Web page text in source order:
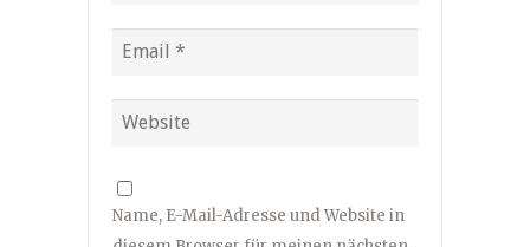
Name, E-Mail-Adresse und Website in